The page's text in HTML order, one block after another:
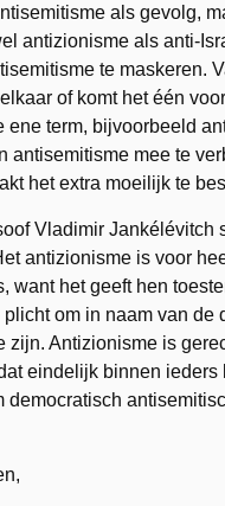
als gevolg,
antizionisme als anti-
te maskeren.
of komt het één
ene term, bijvoorbeeld
antisemitisme mee te
het extra moeilijk te
Vladimir Jankélévitch
antizionisme is voor
want het geeft hen
plicht om in naam van de
zijn. Antizionisme is
eindelijk binnen ieders
democratisch